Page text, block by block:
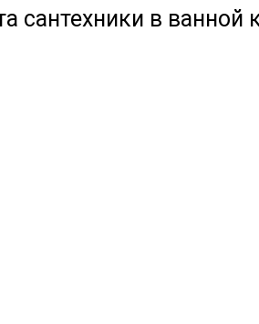
сантехники в ванной